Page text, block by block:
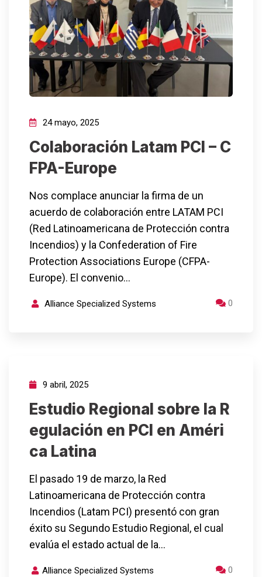
24 mayo, 2025
Colaboración Latam PCI – C
FPA-Europe
Nos complace anunciar la firma de un
acuerdo de colaboración entre LATAM PCI
(Red Latinoamericana de Protección contra
Incendios) y la Confederation of Fire
Protection Associations Europe (CFPA-
Europe). El convenio…
Alliance Specialized Systems 0
9 abril, 2025
Estudio Regional sobre la R
egulación en PCI en Améri
ca Latina
El pasado 19 de marzo, la Red
Latinoamericana de Protección contra
Incendios (Latam PCI) presentó con gran
éxito su Segundo Estudio Regional, el cual
evalúa el estado actual de la…
Alliance Specialized Systems 0